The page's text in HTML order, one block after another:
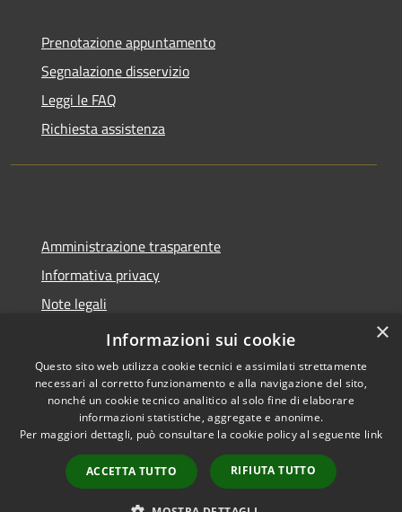
Prenotazione appuntamento
Segnalazione disservizio
Leggi le FAQ
Richiesta assistenza
Amministrazione trasparente
Informativa privacy
Note legali
Dichiarazione di accessibilità
Accessibilità
Copyright © 2026 • Comune di
Spoleto • Powered by
Municipium•
Accesso
redazione
×
Informazioni sui cookie
Questo sito web utilizza cookie tecnici e assimilati strettamente
necessari al corretto funzionamento e alla navigazione del sito,
nonché un cookie tecnico analitico al solo fine di elaborare
informazioni statistiche, aggregate e anonime.
Per maggiori dettagli, può consultare la cookie policy al seguente link
ACCETTA TUTTO RIFIUTA TUTTO